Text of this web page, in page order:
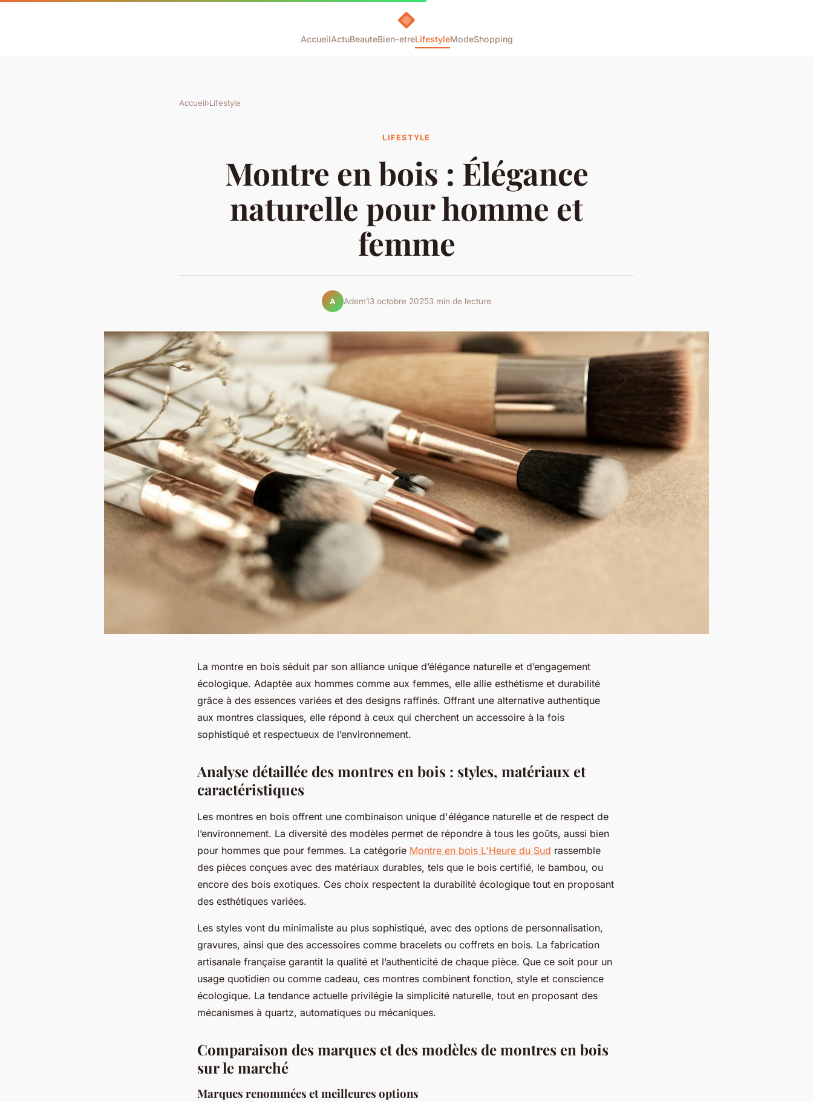
AccueilActuBeauteBien-etreLifestyleModeShopping
Accueil›Lifestyle
LIFESTYLE
Montre en bois : Élégance
naturelle pour homme et
femme
A Adem13 octobre 20253 min de lecture
La montre en bois séduit par son alliance unique d’élégance naturelle et d’engagement
écologique. Adaptée aux hommes comme aux femmes, elle allie esthétisme et durabilité
grâce à des essences variées et des designs raffinés. Offrant une alternative authentique
aux montres classiques, elle répond à ceux qui cherchent un accessoire à la fois
sophistiqué et respectueux de l’environnement.
Analyse détaillée des montres en bois : styles, matériaux et
caractéristiques
Les montres en bois offrent une combinaison unique d'élégance naturelle et de respect de
l’environnement. La diversité des modèles permet de répondre à tous les goûts, aussi bien
pour hommes que pour femmes. La catégorie Montre en bois L'Heure du Sud rassemble
des pièces conçues avec des matériaux durables, tels que le bois certifié, le bambou, ou
encore des bois exotiques. Ces choix respectent la durabilité écologique tout en proposant
des esthétiques variées.
Les styles vont du minimaliste au plus sophistiqué, avec des options de personnalisation,
gravures, ainsi que des accessoires comme bracelets ou coffrets en bois. La fabrication
artisanale française garantit la qualité et l’authenticité de chaque pièce. Que ce soit pour un
usage quotidien ou comme cadeau, ces montres combinent fonction, style et conscience
écologique. La tendance actuelle privilégie la simplicité naturelle, tout en proposant des
mécanismes à quartz, automatiques ou mécaniques.
Comparaison des marques et des modèles de montres en bois
sur le marché
Marques renommées et meilleures options